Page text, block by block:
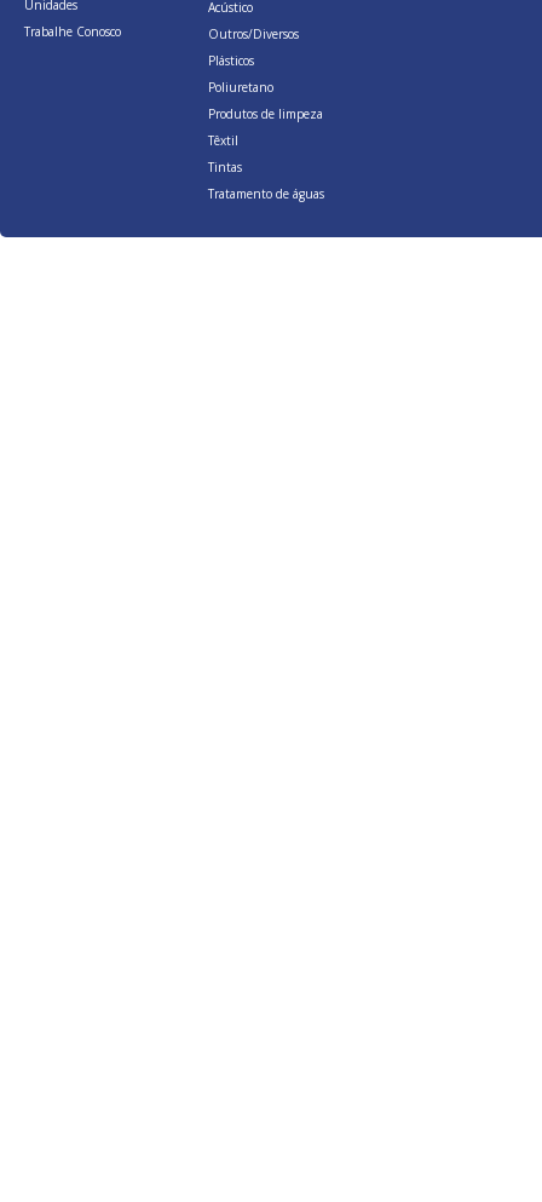
Unidades
Trabalhe Conosco
Acústico
Outros/Diversos
Plásticos
Poliuretano
Produtos de limpeza
Têxtil
Tintas
Tratamento de águas